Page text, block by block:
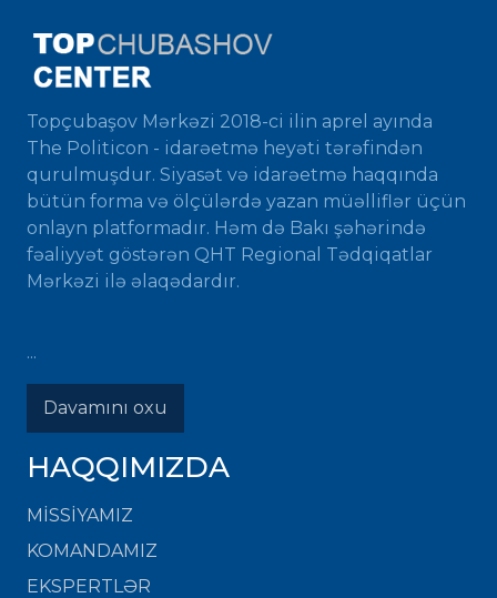
Topçubaşov Mərkəzi 2018-ci ilin aprel ayında
The Politicon - idarəetmə heyəti tərəfindən
qurulmuşdur. Siyasət və idarəetmə haqqında
bütün forma və ölçülərdə yazan müəlliflər üçün
onlayn platformadır. Həm də Bakı şəhərində
fəaliyyət göstərən QHT Regional Tədqiqatlar
Mərkəzi ilə əlaqədardır.
...
Davamını oxu
HAQQIMIZDA
MISSIYAMIZ
KOMANDAMIZ
EKSPERTLƏR